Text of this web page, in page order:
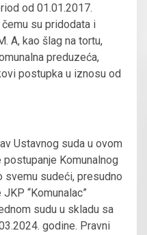
od 01.01.2017.
su pridodata i
A, kao šlag na tortu,
preduzeća,
postupka u iznosu od
Ustavnog suda u ovom
Komunalnog
svemu sudeći, presudno
“Komunalac”
sudu u skladu sa
godine. Pravni